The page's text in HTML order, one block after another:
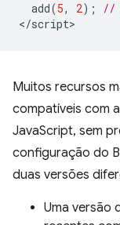
add(5, 2);
//
</script
Muitos recursos
compatíveis com
JavaScript, sem
configuração do
duas versões
Uma versão